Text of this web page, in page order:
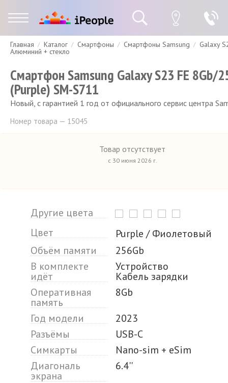
Гарантия Доставка и оплата Спецпредложения Скидки
Главная Каталог Смартфоны Смартфоны Samsung Galaxy
Алюминий + стекло
Смартфон Samsung Galaxy S23 FE 8Gb/
(Purple) SM-S711
Новый, с гарантией 1 год от официального сервис центра
Номер товара — 15045
Товар отсутствует
с 30 июня 2026 г.
Другие цвета
Цвет
Purple / Фиолетовый
Объём памяти
256Gb
В комплекте
идёт
Устройство
Кабель зарядки
Оперативная
память
8Gb
Год модели
2023
Разъёмы
USB-C
Симкарты
Nano-sim + eSim
Диагональ
экрана
6.4''